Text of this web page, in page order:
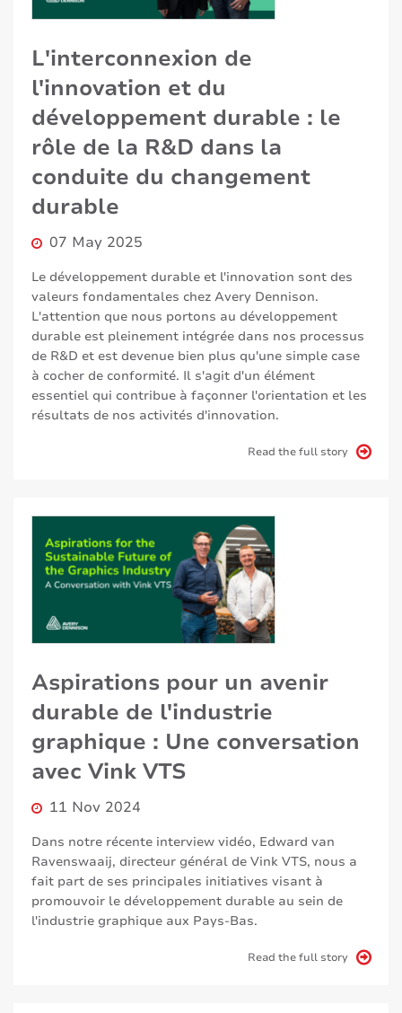
L'interconnexion de
l'innovation et du
développement durable : le
rôle de la R&D dans la
conduite du changement
durable
07 May 2025
Le développement durable et l'innovation sont des
valeurs fondamentales chez Avery Dennison.
L'attention que nous portons au développement
durable est pleinement intégrée dans nos processus
de R&D et est devenue bien plus qu'une simple case
à cocher de conformité. Il s'agit d'un élément
essentiel qui contribue à façonner l'orientation et les
résultats de nos activités d'innovation.
Read the full story
Aspirations pour un avenir
durable de l'industrie
graphique : Une conversation
avec Vink VTS
11 Nov 2024
Dans notre récente interview vidéo, Edward van
Ravenswaaij, directeur général de Vink VTS, nous a
fait part de ses principales initiatives visant à
promouvoir le développement durable au sein de
l'industrie graphique aux Pays-Bas.
Read the full story